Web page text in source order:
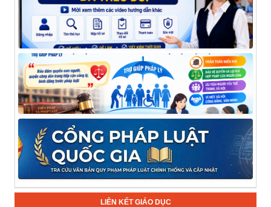
LIÊN KẾT GIÁO DỤC